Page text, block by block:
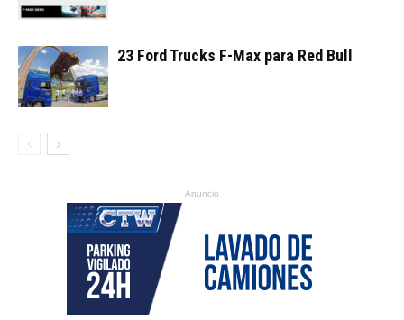
23 Ford Trucks F-Max para Red Bull
Anuncio